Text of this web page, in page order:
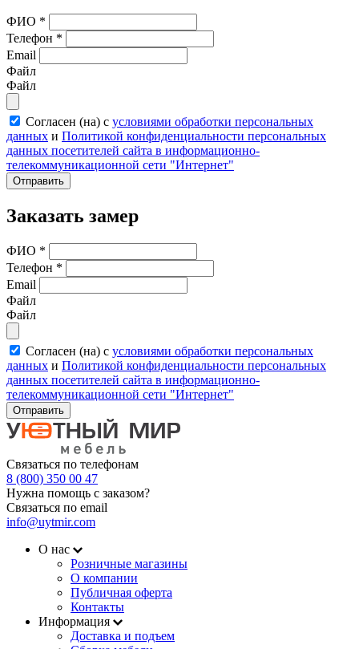
ФИО *
Телефон *
Email
Файл
Файл
Согласен (на) с условиями обработки персональных
данных и Политикой конфиденциальности персональных
данных посетителей сайта в информационно-
телекоммуникационной сети "Интернет"
Отправить
Заказать замер
ФИО *
Телефон *
Email
Файл
Файл
Согласен (на) с условиями обработки персональных
данных и Политикой конфиденциальности персональных
данных посетителей сайта в информационно-
телекоммуникационной сети "Интернет"
Отправить
Связаться по телефонам
8 (800) 350 00 47
Нужна помощь с заказом?
Связаться по email
info@uytmir.com
О нас
Розничные магазины
О компании
Публичная оферта
Контакты
Информация
Доставка и подъем